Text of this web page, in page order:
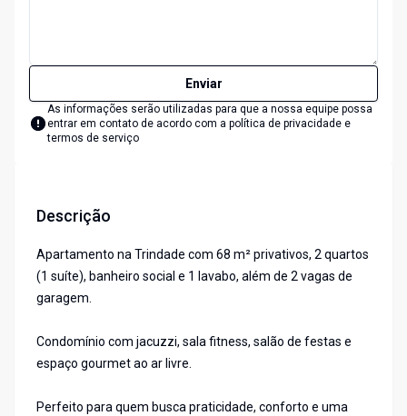
Enviar
As informações serão utilizadas para que a nossa equipe possa
entrar em contato de acordo com a política de privacidade e
termos de serviço
Descrição
Apartamento na Trindade com 68 m² privativos, 2 quartos
(1 suíte), banheiro social e 1 lavabo, além de 2 vagas de
garagem.
Condomínio com jacuzzi, sala fitness, salão de festas e
espaço gourmet ao ar livre.
Perfeito para quem busca praticidade, conforto e uma